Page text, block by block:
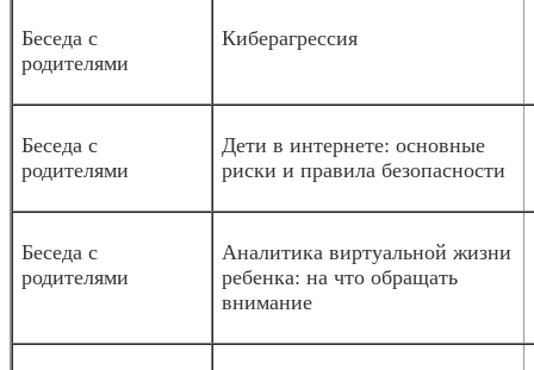
Беседа с
родителями
Киберагрессия
Беседа с
родителями
Дети в интернете: основные
риски и правила безопасности
Беседа с
родителями
Аналитика виртуальной жизни
ребенка: на что обращать
внимание